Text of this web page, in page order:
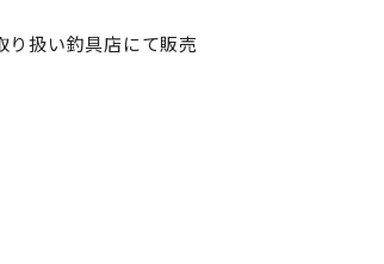
扱い釣具店にて販売